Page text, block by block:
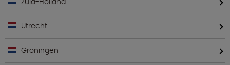
Utrecht
Groningen